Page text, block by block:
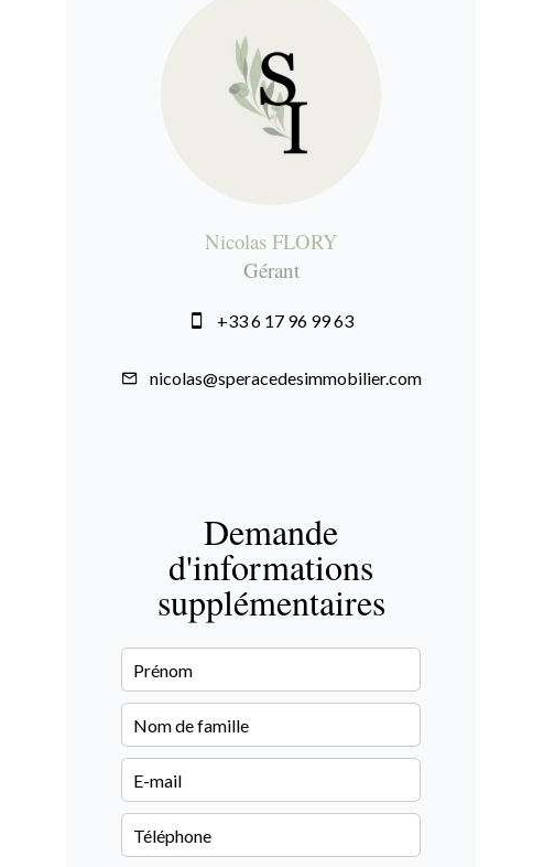
Nicolas FLORY
Gérant
+33 6 17 96 99 63
nicolas@speracedesimmobilier.com
Demande
d'informations
supplémentaires